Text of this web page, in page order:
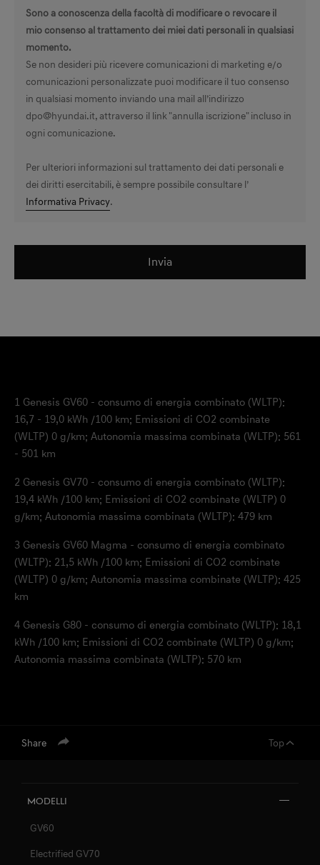
Sono a conoscenza della facoltà di modificare o revocare il
mio consenso al trattamento dei miei dati personali in qualsiasi
momento.
Se non desideri più ricevere comunicazioni di marketing e/o
comunicazioni personalizzate puoi modificare il tuo consenso
in qualsiasi momento inviando una mail all’indirizzo
dpo@hyundai.it, attraverso il link "annulla iscrizione" incluso in
ogni comunicazione.
Per ulteriori informazioni sul trattamento dei dati personali e
dei diritti esercitabili, è sempre possibile consultare l’
Informativa Privacy.
Invia
1 Genesis GV60 - consumo di energia combinato (WLTP):
16,7 - 19,0 kWh /100 km; Emissioni di CO2 combinate
(WLTP) 0 g/km; Autonomia massima combinata (WLTP): 561
- 501 km
2 Genesis GV70 - consumo di energia combinato (WLTP):
19,4 kWh /100 km; Emissioni di CO2 combinate (WLTP) 0
g/km; Autonomia massima combinata (WLTP): 479 km
3 Genesis GV60 Magma - consumo di energia combinato
(WLTP): 21,5 kWh /100 km; Emissioni di CO2 combinate
(WLTP) 0 g/km; Autonomia massima combinate (WLTP): 425
km
4Genesis G80 - consumo di energia combinato (WLTP): 18,1
kWh /100 km; Emissioni di CO2 combinate (WLTP) 0 g/km;
Autonomia massima combinata (WLTP): 570 km
Share Top
Modelli
GV60
Electrified GV70